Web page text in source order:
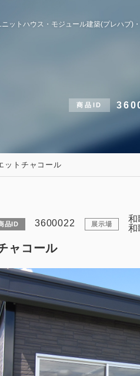
ニットハウス・モジュール建築(プレハブ)・
商品ID
ットチャコール
品ID 3600022 展示場
和
和
ャコール